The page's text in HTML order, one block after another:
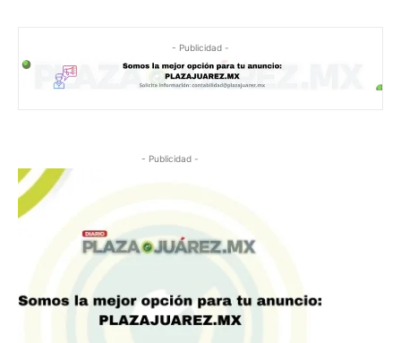
- Publicidad -
- Publicidad -